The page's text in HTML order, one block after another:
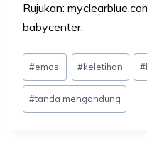
Rujukan:
babycenter.
Post
Tags:
#emosi #keletihan #
#tanda mengandung